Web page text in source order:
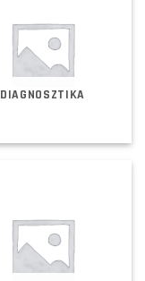
DIAGNOSZTIKA